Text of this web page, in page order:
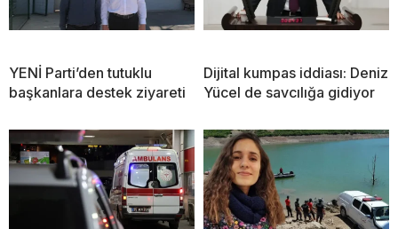
YENİ Parti’den tutuklu
başkanlara destek ziyareti
Dijital kumpas iddiası: Deniz
Yücel de savcılığa gidiyor